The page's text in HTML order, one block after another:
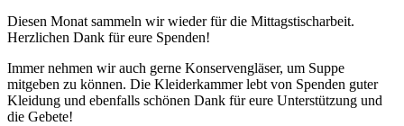
Diesen Monat sammeln wir wieder für die Mittagstischarbeit.
Herzlichen Dank für eure Spenden!
Immer nehmen wir auch gerne Konservengläser, um Suppe
mitgeben zu können. Die Kleiderkammer lebt von Spenden guter
Kleidung und ebenfalls schönen Dank für eure Unterstützung und
die Gebete!